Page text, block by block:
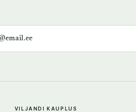
VILJANDI KAUPLUS